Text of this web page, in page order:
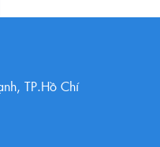
TP.Hồ Chí